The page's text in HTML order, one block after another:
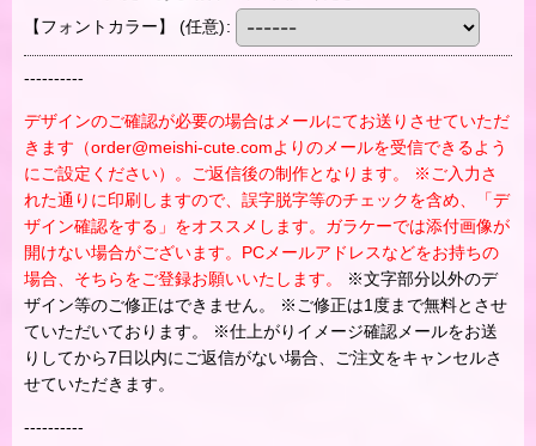
【フォントカラー】 (任意):
----------
デザインのご確認が必要の場合はメールにてお送りさせていただ
きます（order@meishi-cute.comよりのメールを受信できるよう
にご設定ください）。ご返信後の制作となります。 ※ご入力さ
れた通りに印刷しますので、誤字脱字等のチェックを含め、「デ
ザイン確認をする」をオススメします。ガラケーでは添付画像が
開けない場合がございます。PCメールアドレスなどをお持ちの
場合、そちらをご登録お願いいたします。
※文字部分以外のデ
ザイン等のご修正はできません。 ※ご修正は1度まで無料とさせ
ていただいております。 ※仕上がりイメージ確認メールをお送
りしてから7日以内にご返信がない場合、ご注文をキャンセルさ
せていただきます。
----------